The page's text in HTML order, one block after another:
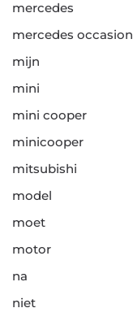
mercedes
mercedes occasion
mijn
mini
mini cooper
minicooper
mitsubishi
model
moet
motor
na
niet